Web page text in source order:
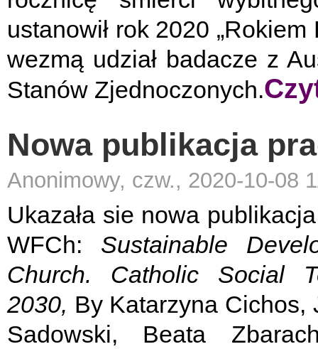
ustanowił rok 2020
wezmą udział badacze z
Stanów Zjednoczonych.
Nowa publikacja
Anonimowy, czw., 2020-10-08
Ukazała sie nowa
WFCh: Sustainable
Church. Catholic Social
2030, By Katarzyna Cichos,
Sadowski, Beata